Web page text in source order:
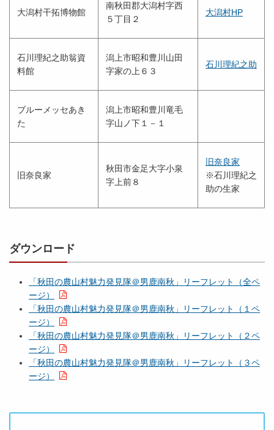
大潟村干拓博物館
南秋田郡大潟村字西
５丁目２
大潟村HP
石川理紀之助翁資
料館
潟上市昭和豊川山田
字家の上６３
石川理紀之助
ブルーメッセあき
た
潟上市昭和豊川竜毛
字山ノ下１－１
旧奈良家
秋田市金足大字小泉
字上前８
旧奈良家
※石川理紀之
助の生家
ダウンロード
「秋田の農山村魅力発見隊＠男鹿南秋」リーフレット（全ペ
ージ）
「秋田の農山村魅力発見隊＠男鹿南秋」リーフレット（１ペ
ージ）
「秋田の農山村魅力発見隊＠男鹿南秋」リーフレット（２ペ
ージ）
「秋田の農山村魅力発見隊＠男鹿南秋」リーフレット（３ペ
ージ）